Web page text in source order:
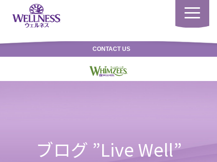
Toggle
CONTACT US
ブログ ”Live Well”